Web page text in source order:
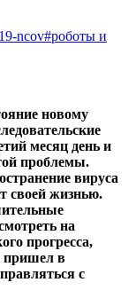
ncov#роботы и
новому
месяц день и
проблемы.
вируса
своей жизнью.
на
прогресса,
пришел в
с